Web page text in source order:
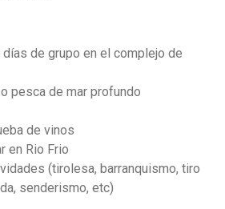
días de grupo en el complejo de
pesca de mar profundo
de vinos
en Rio Frio
(tirolesa, barranquismo, tiro
senderismo, etc)